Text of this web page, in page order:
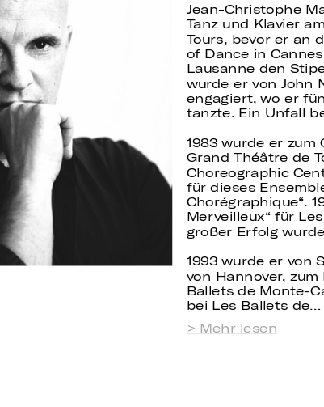
Jean-Christophe
Tanz und Klavier
Tours, bevor er an
of Dance in
Lausanne den
wurde er von John
engagiert, wo er
tanzte. Ein Unfall
1983 wurde er
Grand Théâtre de
Choreographic
für dieses
Chorégraphique“.
Merveilleux“ für
großer Erfolg
1993 wurde er von
von Hannover,
Ballets de Monte-
bei Les Ballets de…
Mehr lesen